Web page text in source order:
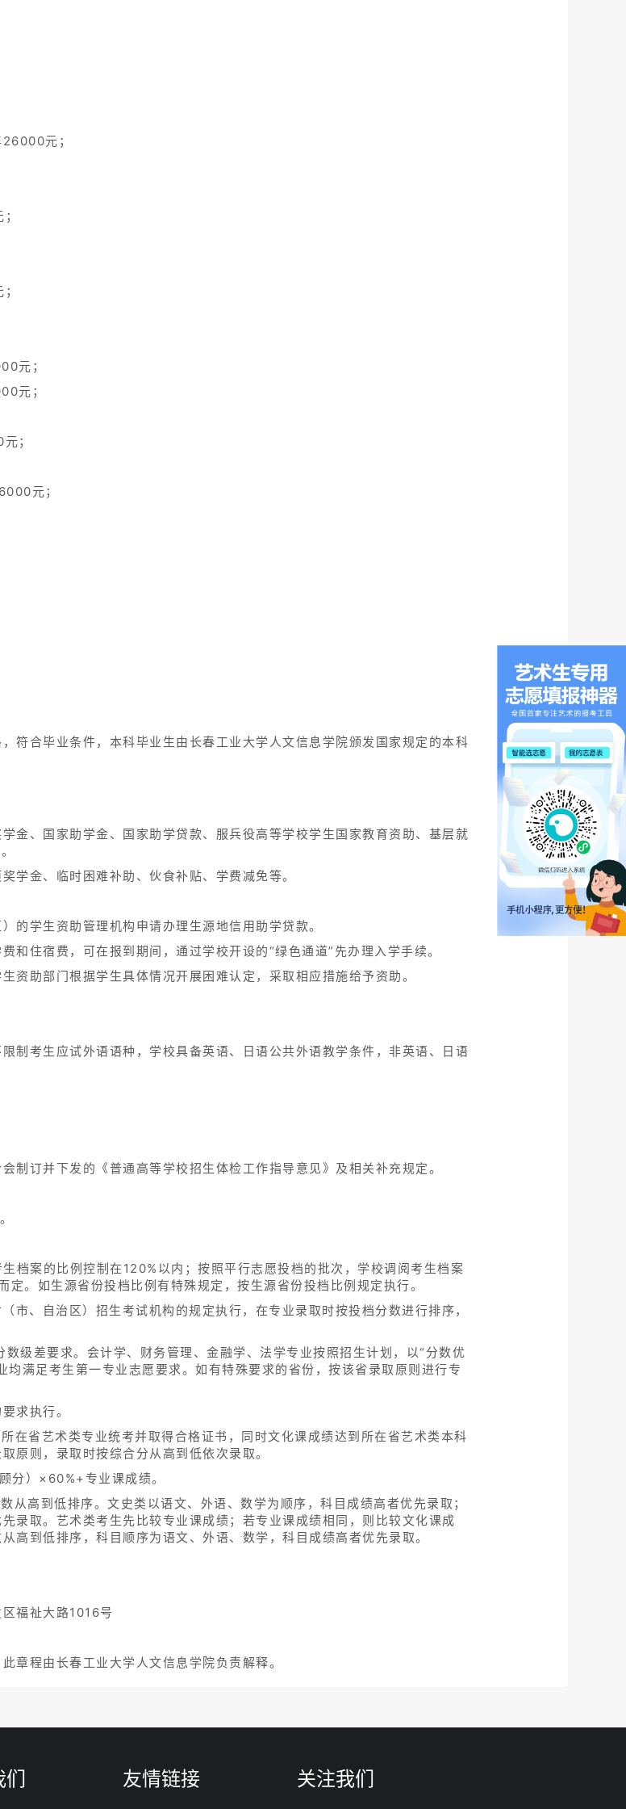
元；
元；
元；
；
元；
符合毕业条件，本科毕业生由长春工业大学人文信息学院颁发国家规定的本科
金、国家助学金、国家助学贷款、服兵役高等学校学生国家教育资助、基层就
学金、临时困难补助、伙食补贴、学费减免等。
的学生资助管理机构申请办理生源地信用助学贷款。
和住宿费，可在报到期间，通过学校开设的“绿色通道”先办理入学手续。
资助部门根据学生具体情况开展困难认定，采取相应措施给予资助。
制考生应试外语语种，学校具备英语、日语公共外语教学条件，非英语、日语
制订并下发的《普通高等学校招生体检工作指导意见》及相关补充规定。
档案的比例控制在120%以内；按照平行志愿投档的批次，学校调阅考生档案
。如生源省份投档比例有特殊规定，按生源省份投档比例规定执行。
市、自治区）招生考试机构的规定执行，在专业录取时按投档分数进行排序，
级差要求。会计学、财务管理、金融学、法学专业按照招生计划，以“分数优
满足考生第一专业志愿要求。如有特殊要求的省份，按该省录取原则进行专
求执行。
在省艺术类专业统考并取得合格证书，同时文化课成绩达到所在省艺术类本科
原则，录取时按综合分从高到低依次录取。
分）×60%+专业课成绩。
从高到低排序。文史类以语文、外语、数学为顺序，科目成绩高者优先录取；
录取。艺术类考生先比较专业课成绩；若专业课成绩相同，则比较文化课成
高到低排序，科目顺序为语文、外语、数学，科目成绩高者优先录取。
福祉大路1016号
章程由长春工业大学人文信息学院负责解释。
们 友情链接 关注我们